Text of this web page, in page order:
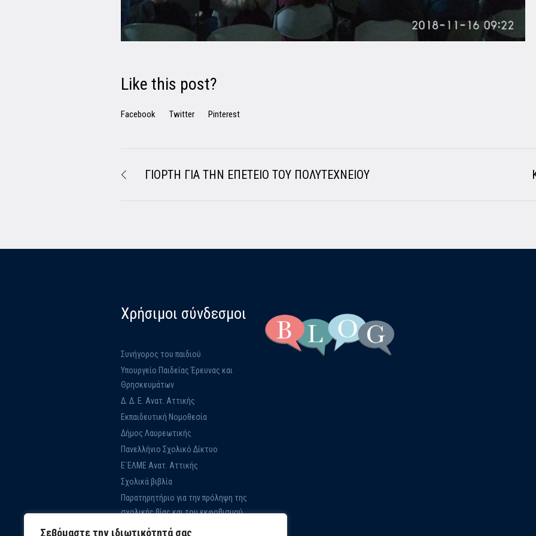
Σεβόμαστε την ιδιωτικότητά σας
Like this post?
Facebook Twitter Pinterest
ΓΙΟΡΤΗ ΓΙΑ ΤΗΝ ΕΠΕΤΕΙΟ ΤΟΥ ΠΟΛΥΤΕΧΝΕΙΟΥ
Χρήσιμοι σύνδεσμοι
Συνήγορος του παιδιού
Υπουργείο Παιδείας Έρευνας και
Θρησκευμάτων
Δ. Δ. Ε. Ανατ. Αττικής
Εκπαιδευτική Νομοθεσία
Δήμος Λαυρεωτικής
Πανελλήνιο Σχολικό Δίκτυο
Ε΄ΕΛΜΕ Ανατ. Αττικής
Σχολικά βιβλία
Παρατηρητήριο για την πρόληψη της
σχολικής βίας και του εκφοβισμού
Εκπαίδευση για την ΑΕΙΦΟΡΙΑ